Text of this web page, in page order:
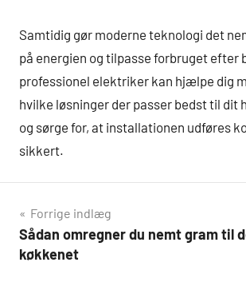
Samtidig gør moderne teknologi det
på energien og tilpasse forbruget efter
professionel elektriker kan hjælpe dig
hvilke løsninger der passer bedst til dit
og sørge for, at installationen udføres
sikkert.
Indlægsnavigation
Forrige indlæg
Sådan omregner du nemt gram til
køkkenet